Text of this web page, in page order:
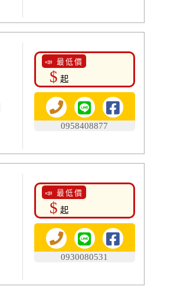
📣 最低價
$ 起
0958408877
📣 最低價
$ 起
0930080531